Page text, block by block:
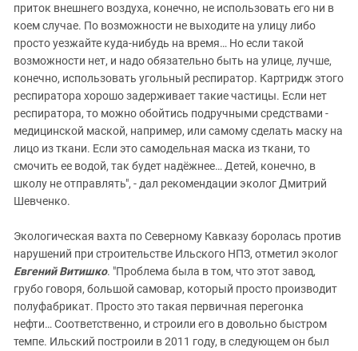
приток внешнего воздуха, конечно, не использовать его ни в
коем случае. По возможности не выходите на улицу либо
просто уезжайте куда-нибудь на время… Но если такой
возможности нет, и надо обязательно быть на улице, лучше,
конечно, использовать угольный респиратор. Картридж этого
респиратора хорошо задерживает такие частицы. Если нет
респиратора, то можно обойтись подручными средствами -
медицинской маской, например, или самому сделать маску на
лицо из ткани. Если это самодельная маска из ткани, то
смочить ее водой, так будет надёжнее… Детей, конечно, в
школу не отправлять", - дал рекомендации эколог Дмитрий
Шевченко.
Экологическая вахта по Северному Кавказу боролась против
нарушений при строительстве Ильского НПЗ, отметил эколог
Евгений Витишко. "Проблема была в том, что этот завод,
грубо говоря, большой самовар, который просто производит
полуфабрикат. Просто это такая первичная перегонка
нефти… Соответственно, и строили его в довольно быстром
темпе. Ильский построили в 2011 году, в следующем он был